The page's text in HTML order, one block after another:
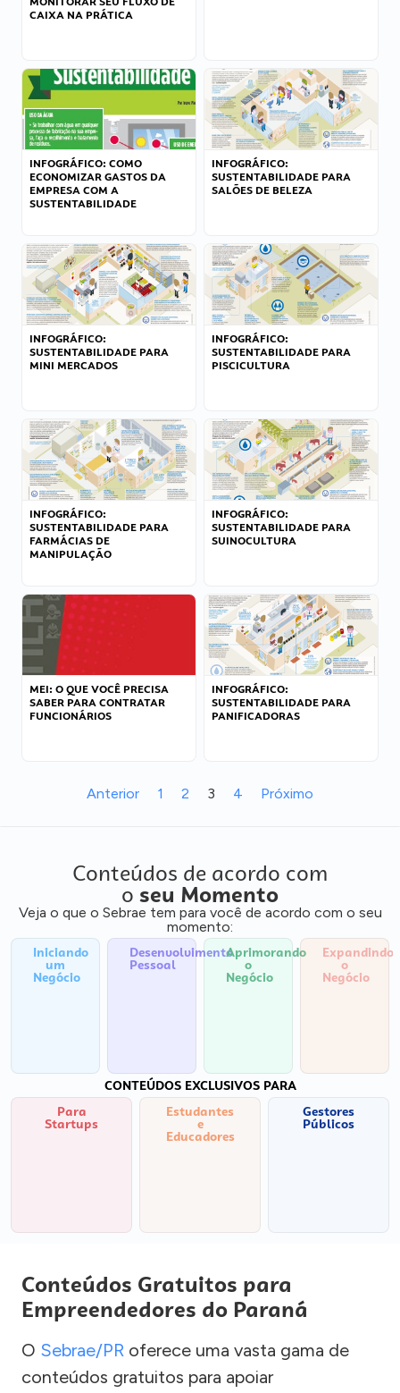
CAIXA NA PRÁTICA
INFOGRÁFICO: COMO
ECONOMIZAR GASTOS DA
EMPRESA COM A
SUSTENTABILIDADE
INFOGRÁFICO:
SUSTENTABILIDADE PARA
SALÕES DE BELEZA
INFOGRÁFICO:
SUSTENTABILIDADE PARA
MINI MERCADOS
INFOGRÁFICO:
SUSTENTABILIDADE PARA
PISCICULTURA
INFOGRÁFICO:
SUSTENTABILIDADE PARA
FARMÁCIAS DE
MANIPULAÇÃO
INFOGRÁFICO:
SUSTENTABILIDADE PARA
SUINOCULTURA
MEI: O QUE VOCÊ PRECISA
SABER PARA CONTRATAR
FUNCIONÁRIOS
INFOGRÁFICO:
SUSTENTABILIDADE PARA
PANIFICADORAS
Anterior 1 2 3 4 Próximo
Conteúdos de acordo com
o seu Momento
Veja o que o Sebrae tem para você de acordo com o seu
momento:
Iniciando
um
Negócio
Desenvolvimento
Pessoal
Aprimorando
o
Negócio
Expandindo
o
Negócio
CONTEÚDOS EXCLUSIVOS PARA
Para
Startups
Estudantes
e
Educadores
Gestores
Públicos
Conteúdos Gratuitos para
Empreendedores do Paraná
O Sebrae/PR oferece uma vasta gama de
conteúdos gratuitos para apoiar